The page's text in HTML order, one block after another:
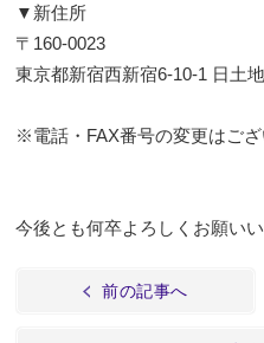
▼新住所
〒160-0023
東京都新宿西新宿6-10-1 日土
※電話・FAX番号の変更はござ
今後とも何卒よろしくお願いい
前の記事へ